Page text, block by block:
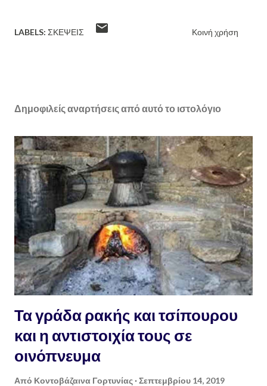
LABELS: ΣΚΈΨΕΙΣ Κοινή χρήση
Δημοφιλείς αναρτήσεις από αυτό το ιστολόγιο
Τα γράδα ρακής και τσίπουρου
και η αντιστοιχία τους σε
οινόπνευμα
Από Κοντοβάζαινα Γορτυνίας Σεπτεμβρίου 14, 2019